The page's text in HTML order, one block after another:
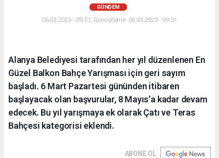
GÜNDEM
06.03.2023 - 09:51, Güncelleme: 06.03.2023 - 09:51
Alanya Belediyesi tarafından her yıl düzenlenen En
Güzel Balkon Bahçe Yarışması için geri sayım
başladı. 6 Mart Pazartesi gününden itibaren
başlayacak olan başvurular, 8 Mayıs’a kadar devam
edecek. Bu yıl yarışmaya ek olarak Çatı ve Teras
Bahçesi kategorisi eklendi.
ABONE OL